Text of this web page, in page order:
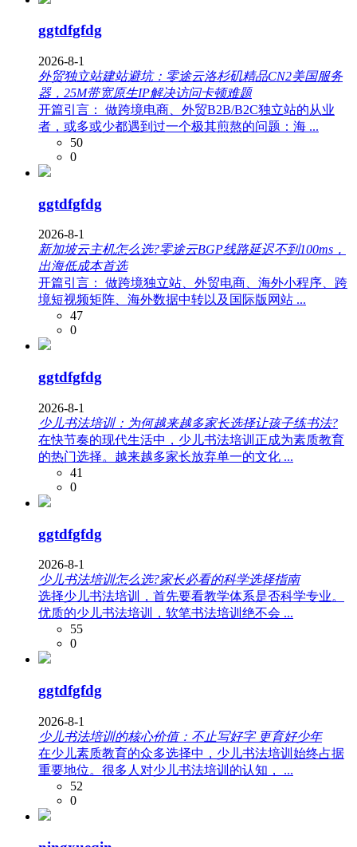
ggtdfgfdg
2026-8-1
外贸独立站建站避坑：零途云洛杉矶精品CN2美国服务
器，25M带宽原生IP解决访问卡顿难题
开篇引言： 做跨境电商、外贸B2B/B2C独立站的从业
者，或多或少都遇到过一个极其煎熬的问题：海 ...
50
0
ggtdfgfdg
2026-8-1
新加坡云主机怎么选?零途云BGP线路延迟不到100ms，
出海低成本首选
开篇引言： 做跨境独立站、外贸电商、海外小程序、跨
境短视频矩阵、海外数据中转以及国际版网站 ...
47
0
ggtdfgfdg
2026-8-1
少儿书法培训：为何越来越多家长选择让孩子练书法?
在快节奏的现代生活中，少儿书法培训正成为素质教育
的热门选择。越来越多家长放弃单一的文化 ...
41
0
ggtdfgfdg
2026-8-1
少儿书法培训怎么选?家长必看的科学选择指南
选择少儿书法培训，首先要看教学体系是否科学专业。
优质的少儿书法培训，软笔书法培训绝不会 ...
55
0
ggtdfgfdg
2026-8-1
少儿书法培训的核心价值：不止写好字 更育好少年
在少儿素质教育的众多选择中，少儿书法培训始终占据
重要地位。很多人对少儿书法培训的认知， ...
52
0